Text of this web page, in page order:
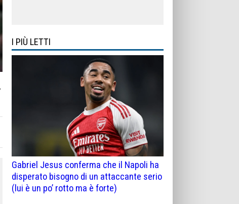
I PIÙ LETTI
Gabriel Jesus conferma che il Napoli ha
disperato bisogno di un attaccante serio
(lui è un po’ rotto ma è forte)